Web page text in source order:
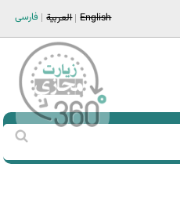
فارسی العربية English